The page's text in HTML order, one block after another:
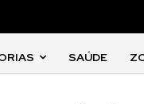
SAÚDE